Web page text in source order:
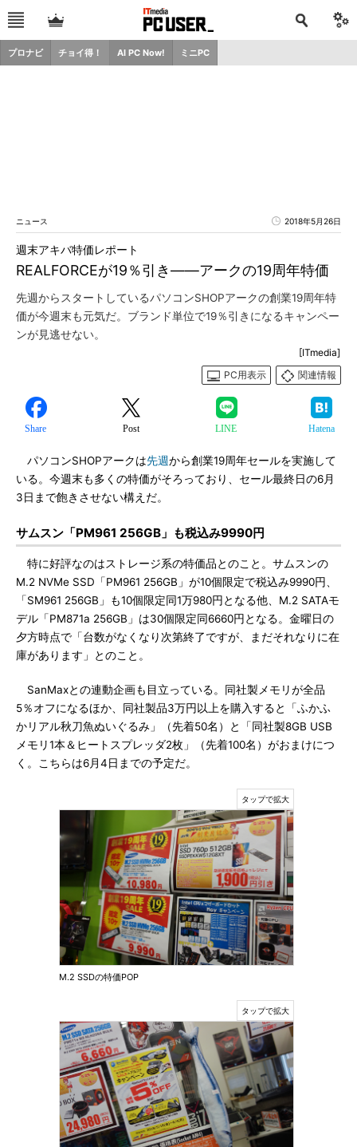
プロナビ チョイ得！ AI PC Now! ミニPC
ニュース 2018年5月26日
REALFORCEが19％引き――アークの19周年特価
週末アキバ特価レポート
先週からスタートしているパソコンSHOPアークの創業19周年特
価が今週末も元気だ。ブランド単位で19％引きになるキャンペー
ンが見逃せない。
[ITmedia]
PC用表示
関連情報
Share Post LINE Hatena
パソコンSHOPアークは先週から創業19周年セールを実施して
いる。今週末も多くの特価がそろっており、セール最終日の6月
3日まで飽きさせない構えだ。
サムスン「PM961 256GB」も税込み9990円
特に好評なのはストレージ系の特価品とのこと。サムスンの
M.2 NVMe SSD「PM961 256GB」が10個限定で税込み9990円、
「SM961 256GB」も10個限定同1万980円となる他、M.2 SATAモ
デル「PM871a 256GB」は30個限定同6660円となる。金曜日の
夕方時点で「台数がなくなり次第終了ですが、まだそれなりに在
庫があります」とのこと。
SanMaxとの連動企画も目立っている。同社製メモリが全品
5％オフになるほか、同社製品3万円以上を購入すると「ふかふ
かリアル秋刀魚ぬいぐるみ」（先着50名）と「同社製8GB USB
メモリ1本＆ヒートスプレッダ2枚」（先着100名）がおまけにつ
く。こちらは6月4日までの予定だ。
M.2 SSDの特価POP